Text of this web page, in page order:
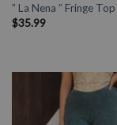
” La Nena ” Fringe
$35.99